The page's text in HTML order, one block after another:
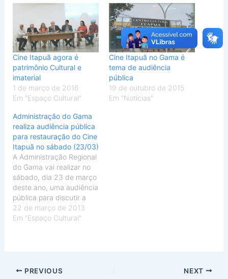
Cine Itapuã agora é
patrimônio Cultural e
imaterial
1 de março de 2016
Em "Espaço Cultural"
Cine Itapuã no Gama é
tema de audiência
pública
19 de outubro de 2015
Em "Notícias"
Administração do Gama
realiza audiência pública
para restauração do Cine
Itapuã no sábado (23/03)
A Administração Regional
do Gama vai realizar no
sábado, dia 23 de março
deste ano, uma audiência
pública para discutir a
restauração do Centro
Cultural Itapuã, mais
ampliação do espaço,
22 de março de 2013
Em "Espaço Cultural"
PREVIOUS NEXT